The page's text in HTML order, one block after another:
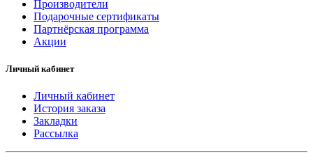
Производители
Подарочные сертификаты
Партнёрская программа
Акции
Личный кабинет
Личный кабинет
История заказа
Закладки
Рассылка